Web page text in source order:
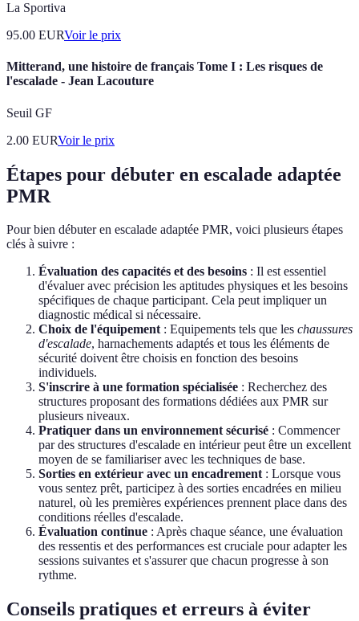
La Sportiva
95.00 EURVoir le prix
Mitterand, une histoire de français Tome I : Les risques de
l'escalade - Jean Lacouture
Seuil GF
2.00 EURVoir le prix
Étapes pour débuter en escalade adaptée
PMR
Pour bien débuter en escalade adaptée PMR, voici plusieurs étapes
clés à suivre :
Évaluation des capacités et des besoins : Il est essentiel
d'évaluer avec précision les aptitudes physiques et les besoins
spécifiques de chaque participant. Cela peut impliquer un
diagnostic médical si nécessaire.
Choix de l'équipement: Equipements tels que les chaussures
d'escalade, harnachements adaptés et tous les éléments de
sécurité doivent être choisis en fonction des besoins
individuels.
S'inscrire à une formation spécialisée : Recherchez des
structures proposant des formations dédiées aux PMR sur
plusieurs niveaux.
Pratiquer dans un environnement sécurisé : Commencer
par des structures d'escalade en intérieur peut être un excellent
moyen de se familiariser avec les techniques de base.
Sorties en extérieur avec un encadrement: Lorsque vous
vous sentez prêt, participez à des sorties encadrées en milieu
naturel, où les premières expériences prennent place dans des
conditions réelles d'escalade.
Évaluation continue : Après chaque séance, une évaluation
des ressentis et des performances est cruciale pour adapter les
sessions suivantes et s'assurer que chacun progresse à son
rythme.
Conseils pratiques et erreurs à éviter